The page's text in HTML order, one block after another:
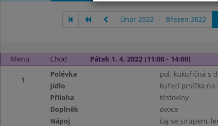
Únor 2022 Březen 2022
Menu Chod Pátek 1. 4. 2022 (11:00 - 14:00)
1
Polévka
pol. kukuřičná s
Jídlo
kuřecí prsíčka na
Příloha
těstoviny
Doplněk
ovoce
Nápoj
čaj se sirupem,